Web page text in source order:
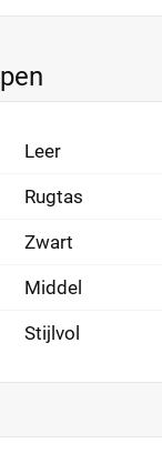
Leer
Rugtas
Zwart
Middel
Stijlvol